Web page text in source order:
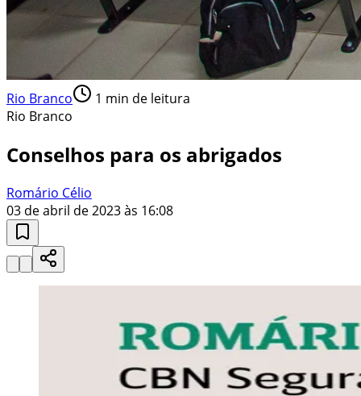
Rio Branco 1 min de leitura
Rio Branco
Conselhos para os abrigados
Romário Célio
03 de abril de 2023 às 16:08